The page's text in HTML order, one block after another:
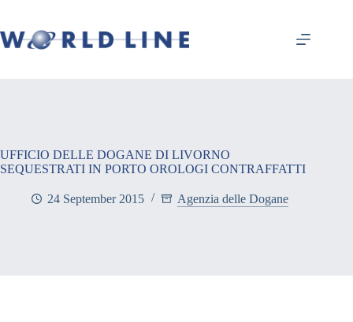
UFFICIO DELLE DOGANE DI LIVORNO
SEQUESTRATI IN PORTO OROLOGI CONTRAFFATTI
24 September 2015 Agenzia delle Dogane